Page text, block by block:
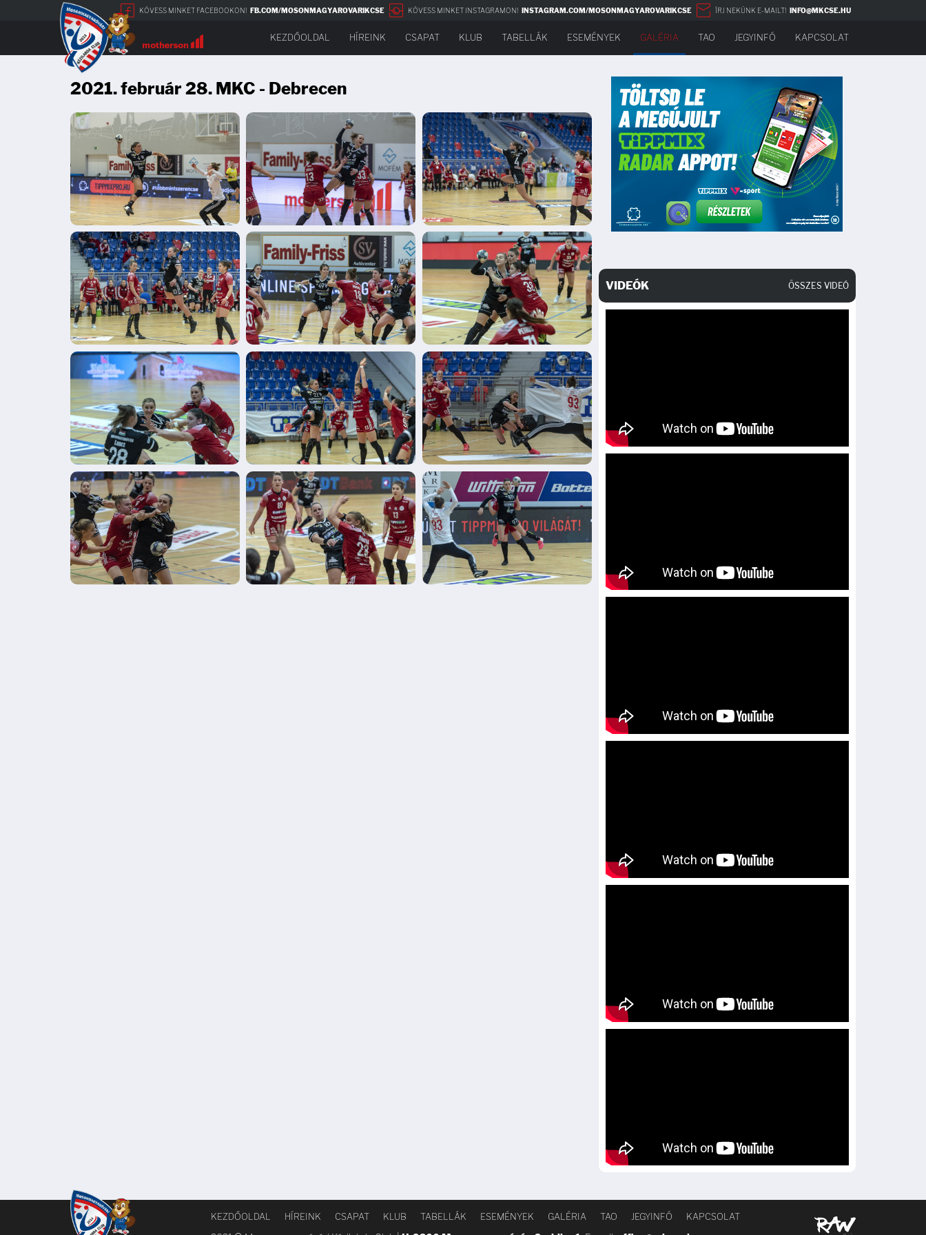
KÖVESS MINKET FACEBOOKON! FB.COM/MOSONMAGYAROVARIKCSE KÖVESS MINKET INSTAGRAMON! INSTAGRAM.COM/MOSONMAGYAROVARIKCSE ÍRJ NEKÜNK E-MAILT! INFO@MKCSE.HU
KEZDŐOLDAL HÍREINK CSAPAT KLUB TABELLÁK ESEMÉNYEK GALÉRIA TAO JEGYINFÓ KAPCSOLAT
2021. február 28. MKC - Debrecen
VIDEÓK ÖSSZES VIDEÓ
KEZDŐOLDAL HÍREINK CSAPAT KLUB TABELLÁK ESEMÉNYEK GALÉRIA TAO JEGYINFÓ KAPCSOLAT